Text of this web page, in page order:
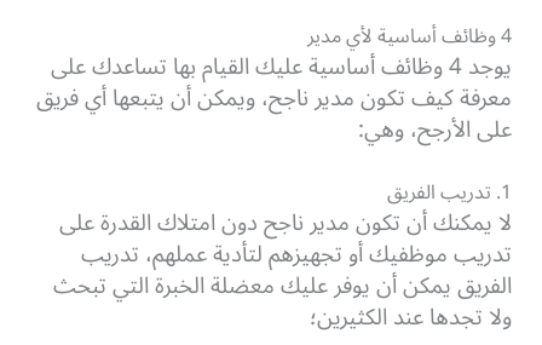
4 وظائف أساسية لأي مدير
يوجد 4 وظائف أساسية عليك القيام بها تساعدك على
معرفة كيف تكون مدير ناجح، ويمكن أن يتبعها أي فريق
على الأرجح، وهي:
1. تدريب الفريق
لا يمكنك أن تكون مدير ناجح دون امتلاك القدرة على
تدريب موظفيك أو تجهيزهم لتأدية عملهم، تدريب
الفريق يمكن أن يوفر عليك معضلة الخبرة التي تبحث
ولا تجدها عند الكثيرين؛